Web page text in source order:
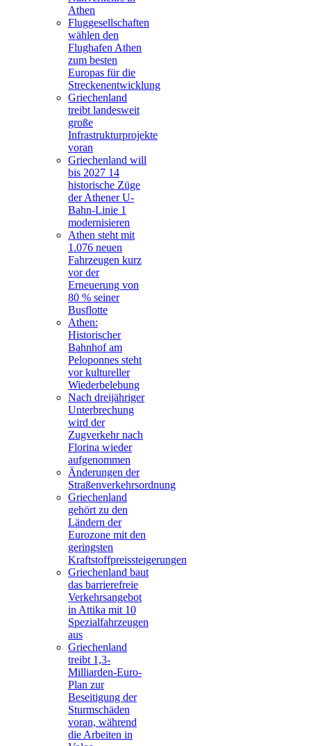
Athen
Fluggesellschaften
wählen den
Flughafen Athen
zum besten
Europas für die
Streckenentwicklung
Griechenland
treibt landesweit
große
Infrastrukturprojekte
voran
Griechenland will
bis 2027 14
historische Züge
der Athener U-
Bahn-Linie 1
modernisieren
Athen steht mit
1.076 neuen
Fahrzeugen kurz
vor der
Erneuerung von
80 % seiner
Busflotte
Athen:
Historischer
Bahnhof am
Peloponnes steht
vor kultureller
Wiederbelebung
Nach dreijähriger
Unterbrechung
wird der
Zugverkehr nach
Florina wieder
aufgenommen
Änderungen der
Straßenverkehrsordnung
Griechenland
gehört zu den
Ländern der
Eurozone mit den
geringsten
Kraftstoffpreissteigerungen
Griechenland baut
das barrierefreie
Verkehrsangebot
in Attika mit 10
Spezialfahrzeugen
aus
Griechenland
treibt 1,3-
Milliarden-Euro-
Plan zur
Beseitigung der
Sturmschäden
voran, während
die Arbeiten in